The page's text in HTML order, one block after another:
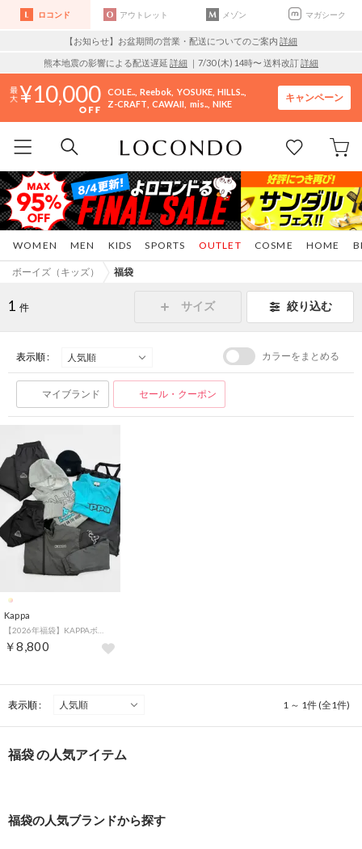
ロコンド アウトレット メゾン マガシーク
【お知らせ】お盆期間の営業・配送についてのご案内 詳細
熊本地震の影響による配送遅延 詳細 ｜7/30 (木) 14時〜 送料改訂詳細
10,000 COLE.. Reebok YOSUKE HILLS..
Z-CRAFT CAWAII mis.. NIKE
キャンペーン
WOMEN MEN KIDS SPORTS COSME HOME
OUTLET
ボーイズ（キッズ） 福袋
1 件 サイズ 絞り込む
表示順 : カラーをまとめる
マイブランド セール・クーポン
Kappa
￥8,800
表示順 : 1 ～ 1件 (全1件)
福袋 の人気アイテム
福袋の人気ブランドから探す